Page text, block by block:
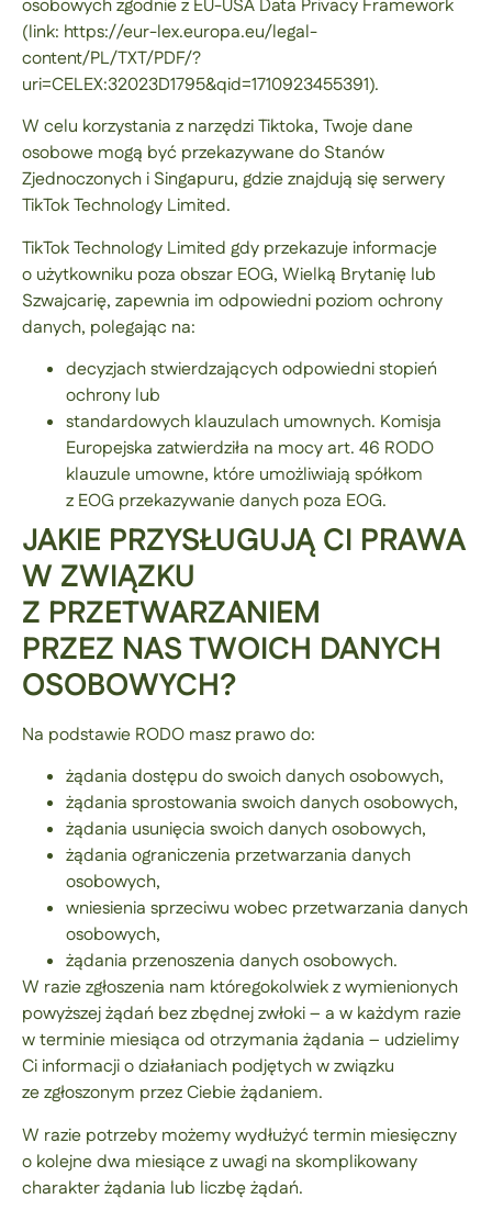
osobowych zgodnie z EU-USA Data Privacy Framework
(link: https://eur-lex.europa.eu/legal-
content/PL/TXT/PDF/?
uri=CELEX:32023D1795&qid=1710923455391).
W celu korzystania z narzędzi Tiktoka, Twoje dane
osobowe mogą być przekazywane do Stanów
Zjednoczonych i Singapuru, gdzie znajdują się serwery
TikTok Technology Limited.
TikTok Technology Limited gdy przekazuje informacje
o użytkowniku poza obszar EOG, Wielką Brytanię lub
Szwajcarię, zapewnia im odpowiedni poziom ochrony
danych, polegając na:
decyzjach stwierdzających odpowiedni stopień
ochrony lub
standardowych klauzulach umownych. Komisja
Europejska zatwierdziła na mocy art. 46 RODO
klauzule umowne, które umożliwiają spółkom
z EOG przekazywanie danych poza EOG.
JAKIE PRZYSŁUGUJĄ CI PRAWA
W ZWIĄZKU
Z PRZETWARZANIEM
PRZEZ NAS TWOICH DANYCH
OSOBOWYCH?
Na podstawie RODO masz prawo do:
żądania dostępu do swoich danych osobowych,
żądania sprostowania swoich danych osobowych,
żądania usunięcia swoich danych osobowych,
żądania ograniczenia przetwarzania danych
osobowych,
wniesienia sprzeciwu wobec przetwarzania danych
osobowych,
żądania przenoszenia danych osobowych.
W razie zgłoszenia nam któregokolwiek z wymienionych
powyższej żądań bez zbędnej zwłoki – a w każdym razie
w terminie miesiąca od otrzymania żądania – udzielimy
Ci informacji o działaniach podjętych w związku
ze zgłoszonym przez Ciebie żądaniem.
W razie potrzeby możemy wydłużyć termin miesięczny
o kolejne dwa miesiące z uwagi na skomplikowany
charakter żądania lub liczbę żądań.